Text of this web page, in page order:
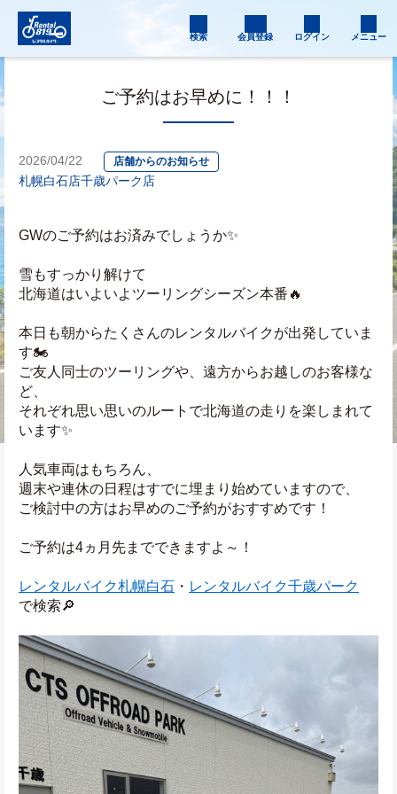
検索 会員登録 ログイン メニュー
ご予約はお早めに！！！
2026/04/22 店舗からのお知らせ
札幌白石店千歳パーク店
GWのご予約はお済みでしょうか✨
雪もすっかり解けて
北海道はいよいよツーリングシーズン本番🔥
本日も朝からたくさんのレンタルバイクが出発していま
す🏍️
ご友人同士のツーリングや、遠方からお越しのお客様な
ど、
それぞれ思い思いのルートで北海道の走りを楽しまれて
います✨
人気車両はもちろん、
週末や連休の日程はすでに埋まり始めていますので、
ご検討中の方はお早めのご予約がおすすめです！
ご予約は4ヵ月先までできますよ～！
レンタルバイク札幌白石 ・ レンタルバイク千歳パーク
で検索🔎